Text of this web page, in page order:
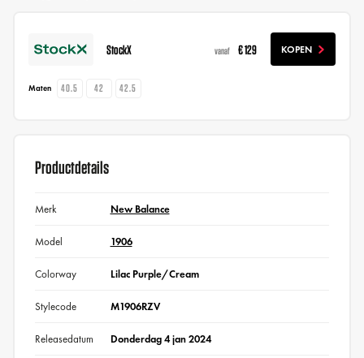
StockX vanaf € 129 KOPEN
Maten 40.5 42 42.5
Productdetails
Merk New Balance
Model 1906
Colorway Lilac Purple/Cream
Stylecode M1906RZV
Releasedatum Donderdag 4 jan 2024